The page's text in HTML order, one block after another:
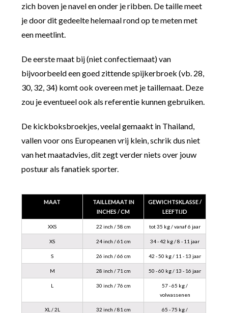
zich boven je navel en onder je ribben. De taille meet
je door dit gedeelte helemaal rond op te meten met
een meetlint.
De eerste maat bij (niet confectiemaat) van
bijvoorbeeld een goed zittende spijkerbroek (vb. 28,
30, 32, 34) komt ook overeen met je taillemaat. Deze
zou je eventueel ook als referentie kunnen gebruiken.
De kickboksbroekjes, veelal gemaakt in Thailand,
vallen voor ons Europeanen vrij klein, schrik dus niet
van het maatadvies, dit zegt verder niets over jouw
postuur als fanatiek sporter.
MAAT
TAILLEMAAT IN
INCHES / CM
GEWICHTSKLASSE /
LEEFTIJD
XXS 22 inch / 58 cm tot 35 kg / vanaf 6 jaar
XS 24 inch / 61 cm 34 - 42 kg / 8 - 11 jaar
S 26 inch / 66 cm 42 - 50 kg / 11 - 13 jaar
M 28 inch / 71 cm 50 - 60 kg / 13 - 16 jaar
L 30 inch / 76 cm
57 - 65 kg /
volwassenen
XL / 2L 32 inch / 81 cm
65 - 75 kg /